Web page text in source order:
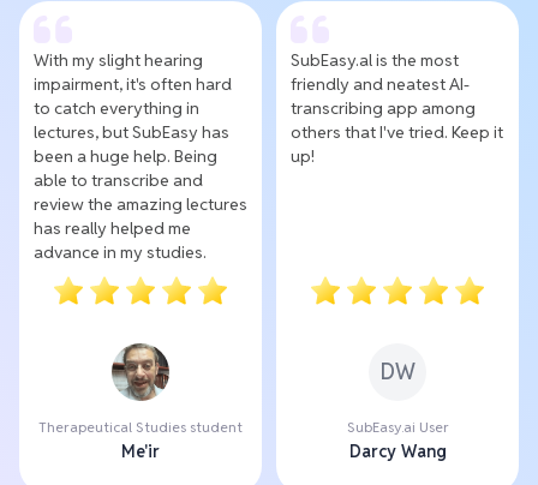
With my slight hearing
impairment, it's often hard
to catch everything in
lectures, but SubEasy has
been a huge help. Being
able to transcribe and
review the amazing lectures
has really helped me
advance in my studies.
Therapeutical Studies student
Me'ir
SubEasy.al is the most
friendly and neatest AI-
transcribing app among
others that I've tried. Keep it
up!
DW
SubEasy.ai User
Darcy Wang